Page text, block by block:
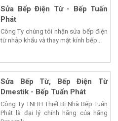
Sửa Bếp Điện Từ - Bếp Tuấn
Phát
Công Ty chúng tôi nhận sửa bếp điện
từ nhâp khẩu và thay mặt kính bếp...
Sửa Bếp Từ, Bếp Điện Từ
Dmestik - Bếp Tuấn Phát
Công Ty TNHH Thiết Bị Nhà Bếp Tuấn
Phát là đại lý chính hãng của hãng